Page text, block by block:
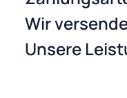
Zahlungsarten